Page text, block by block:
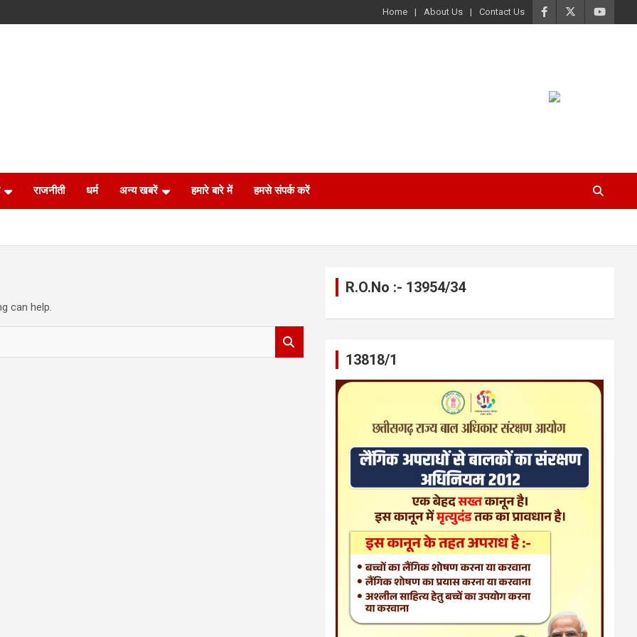
Home About Us Contact Us
राजनीती धर्म अन्य खबरें हमारे बारे में हमसे संपर्क करें
can help.
R.O.No :- 13954/34
13818/1